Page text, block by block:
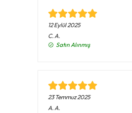
12 Eylül 2025
C.A.
Satın Alınmış
23 Temmuz 2025
A.A.